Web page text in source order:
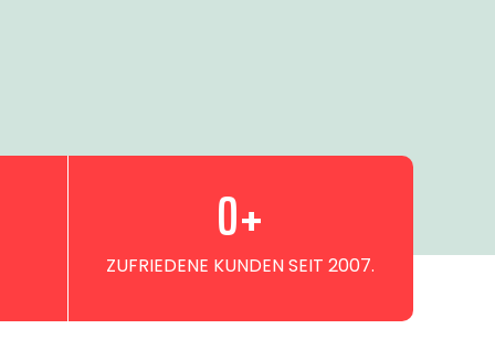
ZUFRIEDENE KUNDEN SEIT 2007.
0+